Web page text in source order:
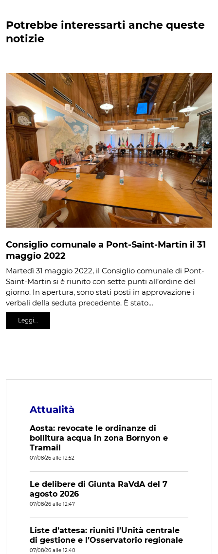
Potrebbe interessarti anche queste
notizie
Consiglio comunale a Pont-Saint-Martin il 31
maggio 2022
Martedì 31 maggio 2022, il Consiglio comunale di Pont-
Saint-Martin si è riunito con sette punti all’ordine del
giorno. In apertura, sono stati posti in approvazione i
verbali della seduta precedente. È stato…
Leggi…
Attualità
Aosta: revocate le ordinanze di
bollitura acqua in zona Bornyon e
Tramail
07/08/26 alle 12:52
Le delibere di Giunta RaVdA del 7
agosto 2026
07/08/26 alle 12:47
Liste d’attesa: riuniti l’Unità centrale
di gestione e l’Osservatorio regionale
07/08/26 alle 12:40